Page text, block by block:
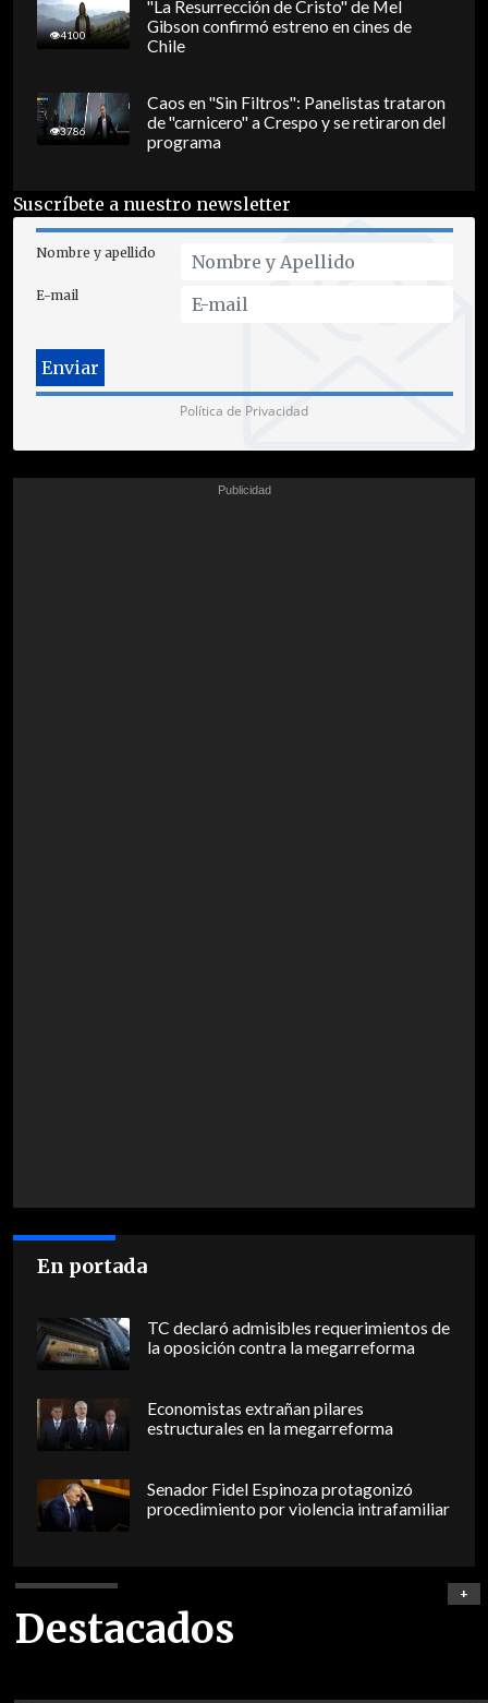
4100
"La Resurrección de Cristo" de Mel
Gibson confirmó estreno en cines de
Chile
3786
Caos en "Sin Filtros": Panelistas trataron
de "carnicero" a Crespo y se retiraron del
programa
Suscríbete a nuestro newsletter
Nombre y apellido
E-mail
Política de Privacidad
En portada
TC declaró admisibles requerimientos de
la oposición contra la megarreforma
Economistas extrañan pilares
estructurales en la megarreforma
Senador Fidel Espinoza protagonizó
procedimiento por violencia intrafamiliar
Destacados
+